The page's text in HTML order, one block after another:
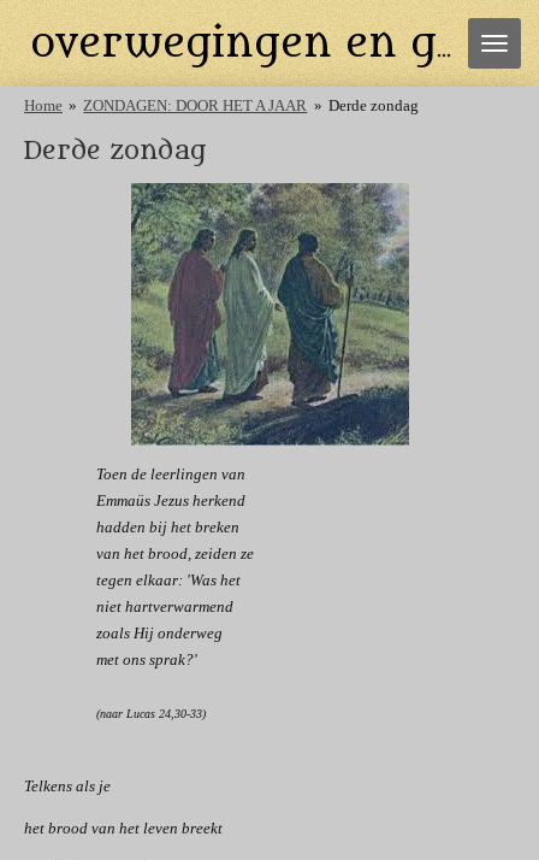
direct
de
overwegingen en gebeden
Home » ZONDAGEN: DOOR HET A JAAR » Derde zondag
Derde zondag
Toen de leerlingen van
Emmaüs Jezus herkend
hadden bij het breken
van het brood, zeiden ze
tegen elkaar: 'Was het
niet hartverwarmend
zoals Hij onderweg
met ons sprak?'
(naar Lucas 24,30-33)
Telkens als je
het brood van het leven breekt